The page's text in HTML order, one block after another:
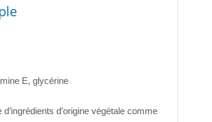
E, glycérine
d’origine végétale comme